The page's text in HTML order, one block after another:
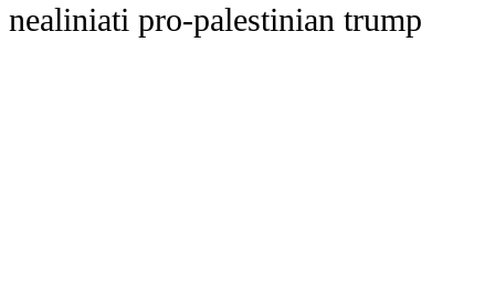
nealiniati pro-palestinian trump